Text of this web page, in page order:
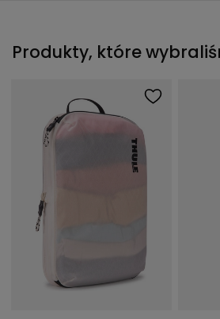
Produkty, które